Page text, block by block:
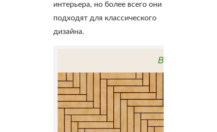
интерьера, но более всего они
подходят для классического
дизайна.